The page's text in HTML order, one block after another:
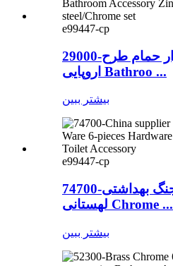
e99447-cp
29000-مجموعه سخت افزار حمام طرح
اروپایی Bathroo ...
بیشتر ببین
e99447-cp
74700-تامین کننده چین جنگ بهداشتی
لهستانی Chrome ...
بیشتر ببین